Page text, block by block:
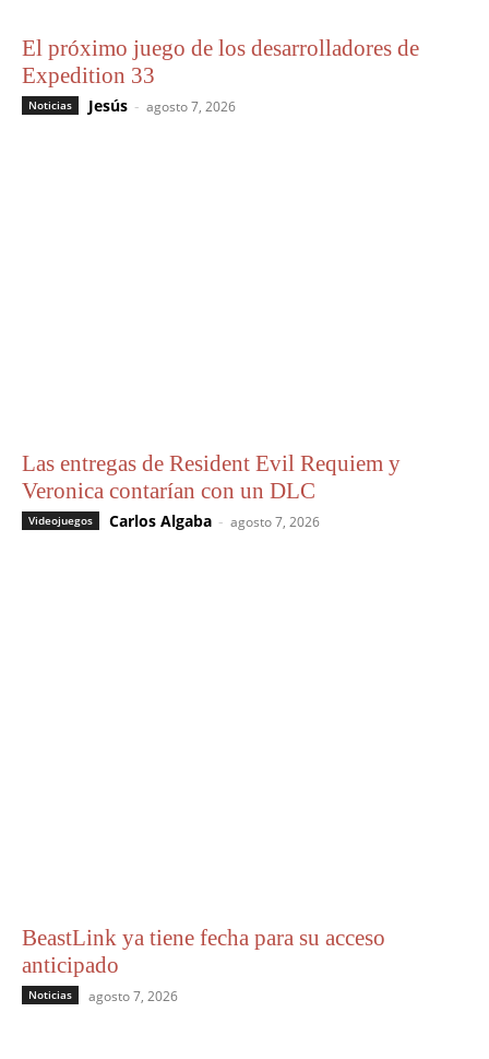
El próximo juego de los desarrolladores de
Expedition 33
Noticias Jesús - agosto 7, 2026
Las entregas de Resident Evil Requiem y
Veronica contarían con un DLC
Videojuegos Carlos Algaba - agosto 7, 2026
BeastLink ya tiene fecha para su acceso
anticipado
Noticias agosto 7, 2026